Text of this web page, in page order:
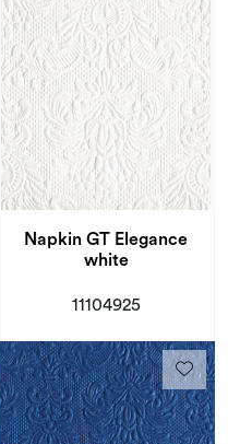
Napkin GT Elegance
white
11104925